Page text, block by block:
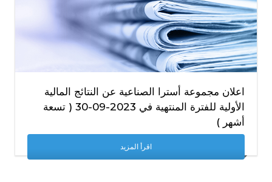
اعلان مجموعة أسترا الصناعية عن النتائج المالية
الأولية للفترة المنتهية في 2023-09-30 ( تسعة
أشهر )
اقرأ المزيد